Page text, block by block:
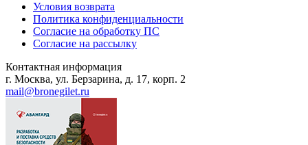
Условия возврата
Политика конфиденциальности
Согласие на обработку ПС
Согласие на рассылку
Контактная информация
г. Москва, ул. Берзарина, д. 17, корп. 2
mail@bronegilet.ru